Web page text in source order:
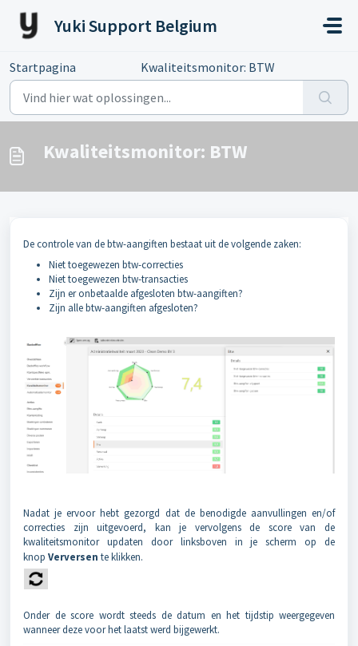
Yuki Support Belgium
Startpagina Kwaliteitsmonitor: BTW
Kwaliteitsmonitor: BTW
De controle van de btw-aangiften bestaat uit de volgende zaken:
Niet toegewezen btw-correcties
Niet toegewezen btw-transacties
Zijn er onbetaalde afgesloten btw-aangiften?
Zijn alle btw-aangiften afgesloten?
Nadat je ervoor hebt gezorgd dat de benodigde aanvullingen en/of
correcties zijn uitgevoerd, kan je vervolgens de score van de
kwaliteitsmonitor updaten door linksboven in je scherm op de
knop Verversen te klikken.
Onder de score wordt steeds de datum en het tijdstip weergegeven
wanneer deze voor het laatst werd bijgewerkt.